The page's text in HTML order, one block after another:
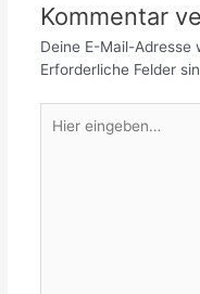
Kommentar
Deine E-Mail-
Erforderliche Felder
eingeben…